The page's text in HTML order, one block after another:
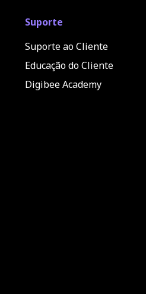
Suporte
Suporte ao Cliente
Educação do Cliente
Digibee Academy